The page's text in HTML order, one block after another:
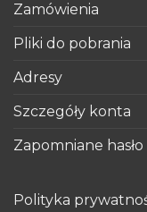
Zamówienia
Pliki do pobrania
Adresy
Szczegóły konta
Zapomniane hasło
Polityka